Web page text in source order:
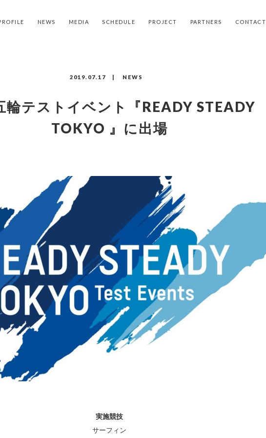
NEWS MEDIA SCHEDULE PROJECT PARTNERS CONTACT
2019. 07.17 | NEWS
輪テストイベント『READY STEADY
TOKYO 』に出場
実施競技
サーフィン